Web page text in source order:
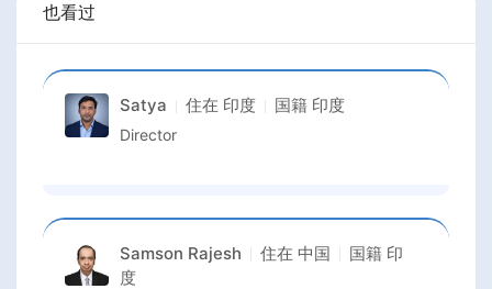
也看过
Satya 住在 印度 国籍 印度
Director
Samson Rajesh 住在 中国 国籍 印
度